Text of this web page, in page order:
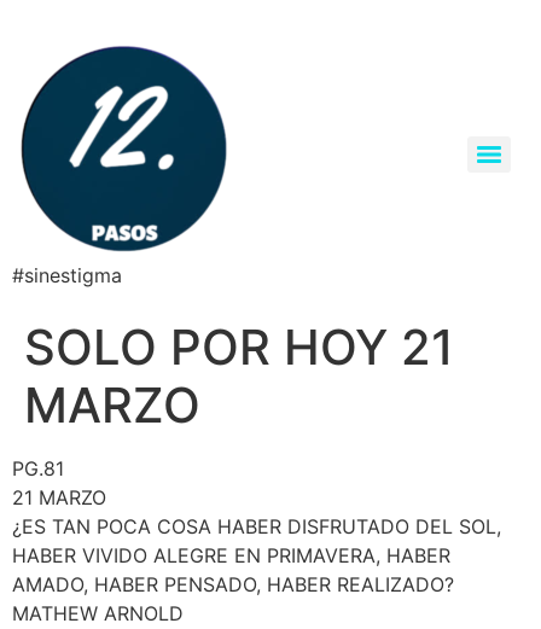
#sinestigma
SOLO POR HOY 21
MARZO
PG.81
21 MARZO
¿ES TAN POCA COSA HABER DISFRUTADO DEL SOL,
HABER VIVIDO ALEGRE EN PRIMAVERA, HABER
AMADO, HABER PENSADO, HABER REALIZADO?
MATHEW ARNOLD